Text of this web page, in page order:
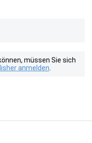
müssen Sie sich
anmelden